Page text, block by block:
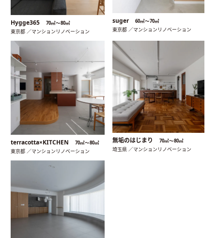
Hygge365 70㎡〜80㎡
東京都 ／マンションリノベーション
suger 60㎡〜70㎡
東京都 ／マンションリノベーション
terracotta×KITCHEN 70㎡〜80㎡
東京都 ／マンションリノベーション
無垢のはじまり 70㎡〜80㎡
埼玉県 ／マンションリノベーション